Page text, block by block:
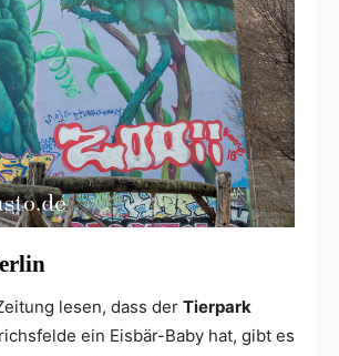
lesen, dass der Tierpark
ein Eisbär-Baby hat, gibt es